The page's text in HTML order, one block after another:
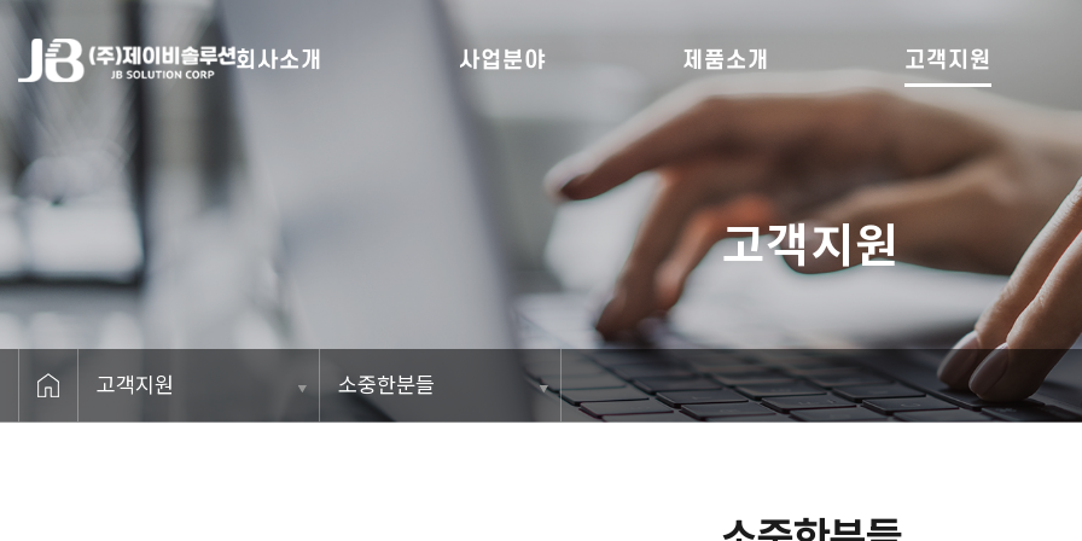
회사소개 사업분야 제품소개 고객지원
고객지원